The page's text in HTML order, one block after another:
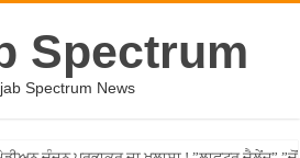
Spectrum
Spectrum News